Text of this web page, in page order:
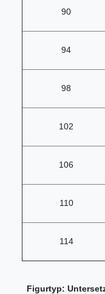
90
94
98
102
106
110
114
Figurtyp: